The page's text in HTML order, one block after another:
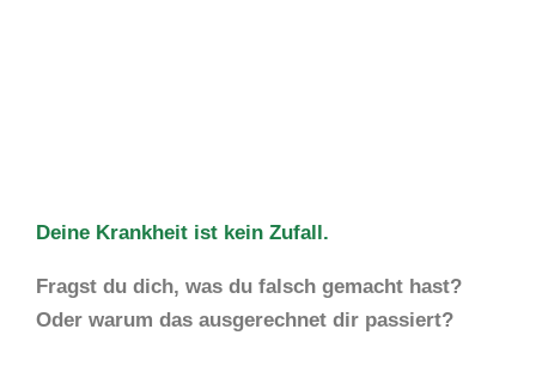
Deine Krankheit ist kein Zufall.
Fragst du dich, was du falsch gemacht hast?
Oder warum das ausgerechnet dir passiert?